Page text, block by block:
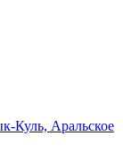
Куль, Аральское